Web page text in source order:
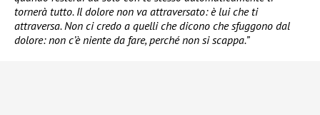
tornerà tutto. Il dolore non va attraversato: è lui che ti
attraversa. Non ci credo a quelli che dicono che sfuggono dal
dolore: non c’è niente da fare, perché non si scappa.”